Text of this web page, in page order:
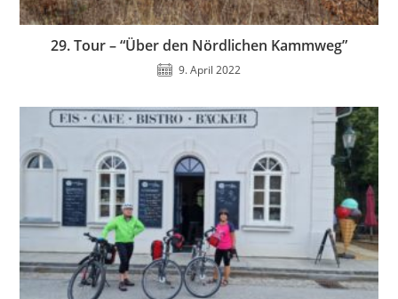
29. Tour – “Über den Nördlichen Kammweg”
9. April 2022